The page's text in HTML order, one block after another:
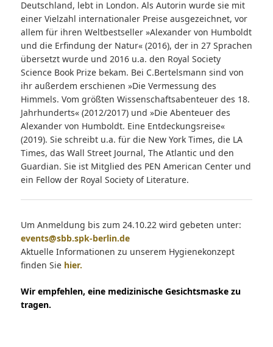
Deutschland, lebt in London. Als Autorin wurde sie mit
einer Vielzahl internationaler Preise ausgezeichnet, vor
allem für ihren Weltbestseller »Alexander von Humboldt
und die Erfindung der Natur« (2016), der in 27 Sprachen
übersetzt wurde und 2016 u.a. den Royal Society
Science Book Prize bekam. Bei C.Bertelsmann sind von
ihr außerdem erschienen »Die Vermessung des
Himmels. Vom größten Wissenschaftsabenteuer des 18.
Jahrhunderts« (2012/2017) und »Die Abenteuer des
Alexander von Humboldt. Eine Entdeckungsreise«
(2019). Sie schreibt u.a. für die New York Times, die LA
Times, das Wall Street Journal, The Atlantic und den
Guardian. Sie ist Mitglied des PEN American Center und
ein Fellow der Royal Society of Literature.
Um Anmeldung bis zum 24.10.22 wird gebeten unter:
events@sbb.spk-berlin.de
Aktuelle Informationen zu unserem Hygienekonzept
finden Sie hier.
Wir empfehlen, eine medizinische Gesichtsmaske zu
tragen.